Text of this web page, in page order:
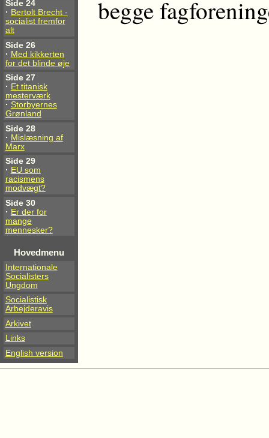
Side 24
· Bertolt Brecht -
socialist fremfor
alt
Side 26
· Med kikkerten
for det blinde øje
Side 27
· Et titanisk
mesterværk
· Storbyernes
Grønland
Side 28
· Mislæsning af
Marx
Side 29
· EU som
racismens
modvægt?
Side 30
· Er der for
mange
mennesker?
Hovedmenu
Internationale
Socialisters
Ungdom
Socialistisk
Arbejderavis
Arkivet
Links
English version
begge